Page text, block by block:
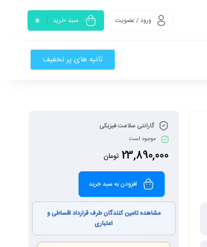
ورود / عضویت سبد خرید 0
ثانیه های پر تخفیف
گارانتی سلامت فیزیکی
موجود است
23,890,000 تومان
افزودن به سبد خرید
مشاهده تامین کنندگان طرف قرارداد اقساطی و
اعتباری